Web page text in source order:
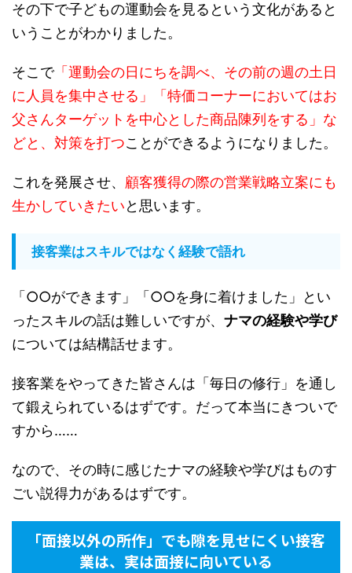
その下で子どもの運動会を見るという文化があると
いうことがわかりました。
そこで「運動会の日にちを調べ、その前の週の土日
に人員を集中させる」「特価コーナーにおいてはお
父さんターゲットを中心とした商品陳列をする」な
どと、対策を打つことができるようになりました。
これを発展させ、 顧客獲得の際の営業戦略立案にも
生かしていきたいと思います。
接客業はスキルではなく経験で語れ
「○○ができます」「○○を身に着けました」とい
ったスキルの話は難しいですが、 ナマの経験や学び
については結構話せます。
接客業をやってきた皆さんは「毎日の修行」を通し
て鍛えられているはずです。だって本当にきついで
すから……
なので、その時に感じたナマの経験や学びはものす
ごい説得力があるはずです。
「面接以外の所作」でも隙を見せにくい接客
業は、実は面接に向いている